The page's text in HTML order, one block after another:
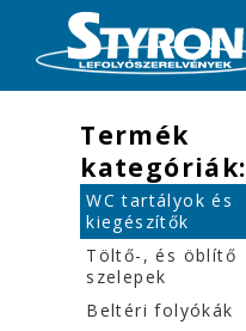
Termék
kategóriák:
WC tartályok és
kiegészítők
Töltő-, és öblítő
szelepek
Beltéri folyókák